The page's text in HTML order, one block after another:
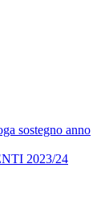
sostegno anno
2023/24